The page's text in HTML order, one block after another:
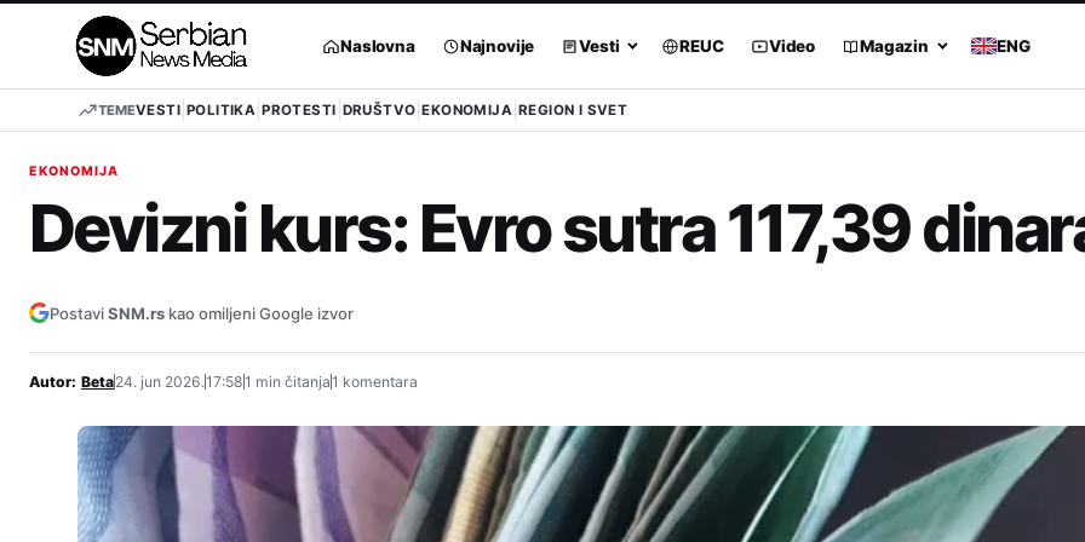
Naslovna Najnovije Vesti REUC Video Magazin ENG
TEMEVESTI POLITIKA PROTESTI DRUŠTVO EKONOMIJA REGION I SVET
EKONOMIJA
Devizni kurs: Evro sutra 117,39
PostaviSNM.rs kao omiljeni Google izvor
Autor: Beta24. jun 2026.17:581 min čitanja1 komentara